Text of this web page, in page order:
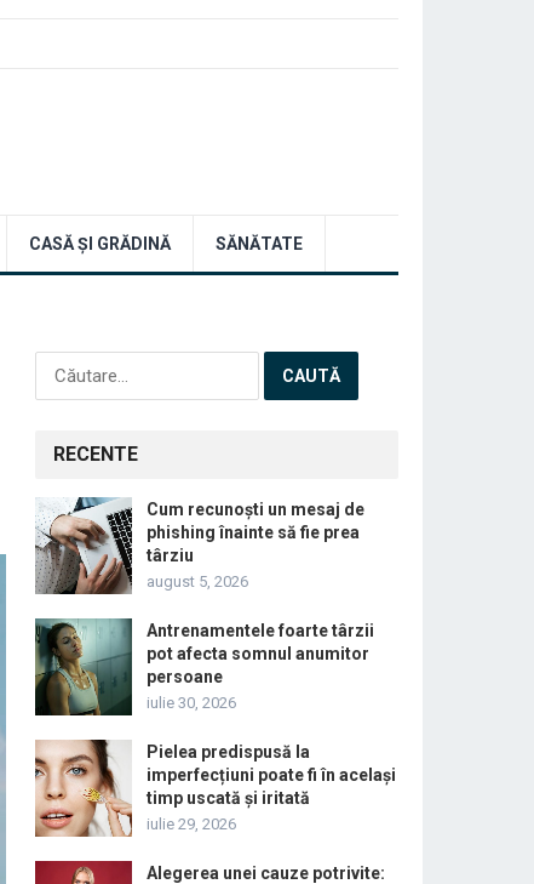
CASĂ ȘI GRĂDINĂ SĂNĂTATE
Caută
după:
RECENTE
Cum recunoști un mesaj de
phishing înainte să fie prea
târziu
august 5, 2026
Antrenamentele foarte târzii
pot afecta somnul anumitor
persoane
iulie 30, 2026
Pielea predispusă la
imperfecțiuni poate fi în același
timp uscată și iritată
iulie 29, 2026
Alegerea unei cauze potrivite: